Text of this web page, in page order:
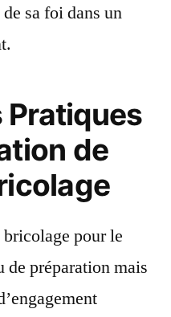
sa foi dans un
Pratiques
de
pour le
de préparation mais